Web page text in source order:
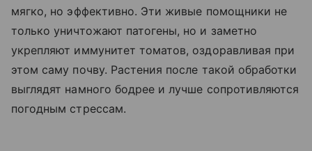
мягко, но эффективно. Эти живые помощники не
только уничтожают патогены, но и заметно
укрепляют иммунитет томатов, оздоравливая при
этом саму почву. Растения после такой обработки
выглядят намного бодрее и лучше сопротивляются
погодным стрессам.